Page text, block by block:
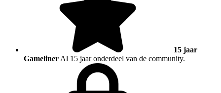
15 jaar
Gameliner Al 15 jaar onderdeel van de community.